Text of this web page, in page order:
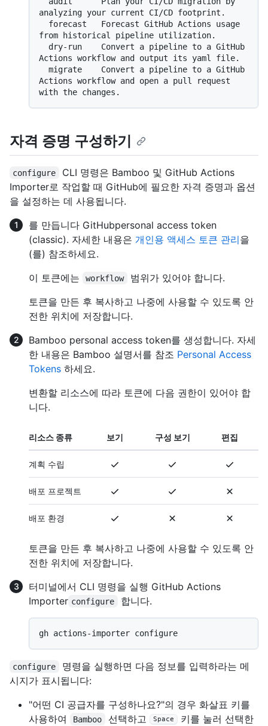
analyzing your current CI/CD footprint.
from historical pipeline utilization.
Actions workflow and output its yaml file.
Actions workflow and open a pull request
자격 증명 구성하기
configure
CLI 명령은 Bamboo 및 GitHub Actions
Importer로 작업할 때 GitHub에 필요한 자격 증명과 옵션
을 설정하는 데 사용됩니다.
를 만듭니다 GitHubpersonal access token
(classic). 자세한 내용은 개인용 액세스 토큰 관리을
(를) 참조하세요.
이 토큰에는
workflow
범위가 있어야 합니다.
토큰을 만든 후 복사하고 나중에 사용할 수 있도록 안
전한 위치에 저장합니다.
Bamboo personal access token를 생성합니다. 자세
한 내용은 Bamboo 설명서를 참조 Personal Access
Tokens 하세요.
변환할 리소스에 따라 토큰에 다음 권한이 있어야 합
니다.
리소스 종류 보기 구성 보기 편집
계획 수립
배포 프로젝트
배포 환경
토큰을 만든 후 복사하고 나중에 사용할 수 있도록 안
전한 위치에 저장합니다.
터미널에서 CLI 명령을 실행 GitHub Actions
Importer configure 합니다.
configure
명령을 실행하면 다음 정보를 입력하라는 메
시지가 표시됩니다:
"어떤 CI 공급자를 구성하나요?"의 경우 화살표 키를
사용하여
Bamboo 선택하고 Space
키를 눌러 선택한